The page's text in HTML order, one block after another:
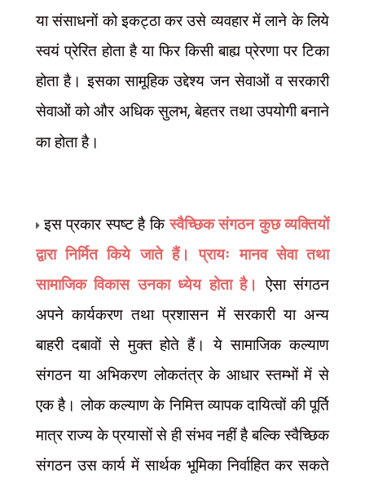
या संसाधनों को इकट्ठा कर उसे व्यवहार में लाने के लिये
स्वयं प्रेरित होता है या फिर किसी बाह्य प्रेरणा पर टिका
होता है। इसका सामूहिक उद्देश्य जन सेवाओं व सरकारी
सेवाओं को और अधिक सुलभ,बेहतर तथा उपयोगी बनाने
का होता है।
इस प्रकार स्पष्ट है किस्वैच्छिक संगठन कुछ व्यक्तियों
द्वारा निर्मित किये जाते हैं। प्रायः मानव सेवा तथा
सामाजिक विकास उनका ध्येय होता है।
ऐसा संगठन
अपने कार्यकरण तथा प्रशासन में सरकारी या अन्य
बाहरी दबावों से मुक्त होते हैं। ये सामाजिक कल्याण
संगठन या अभिकरण लोकतंत्र के आधार स्तम्भों में से
एक है। लोक कल्याण के निमित्त व्यापक दायित्वों की पूर्ति
मात्र राज्य के प्रयासों से ही संभव नहीं है बल्कि स्वैच्छिक
संगठन उस कार्य में सार्थक भूमिका निर्वाहित कर सकते